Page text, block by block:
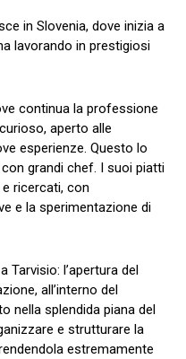
in Slovenia, dove inizia a
lavorando in prestigiosi
continua la professione
aperto alle
esperienze. Questo lo
grandi chef. I suoi piatti
ricercati, con
e la sperimentazione di
Tarvisio: l’apertura del
all’interno del
nella splendida piana del
e strutturare la
estremamente